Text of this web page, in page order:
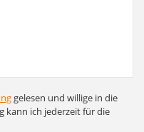
gelesen und willige in die
kann ich jederzeit für die